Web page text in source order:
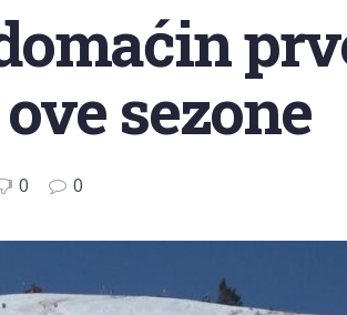
sezone
0 0